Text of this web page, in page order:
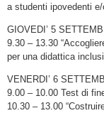
a studenti ipovedenti
GIOVEDI’ 5
9.30 – 13.30
per una didattica
VENERDI’ 6
9.00 – 10.00 Test di
10.30 – 13.00